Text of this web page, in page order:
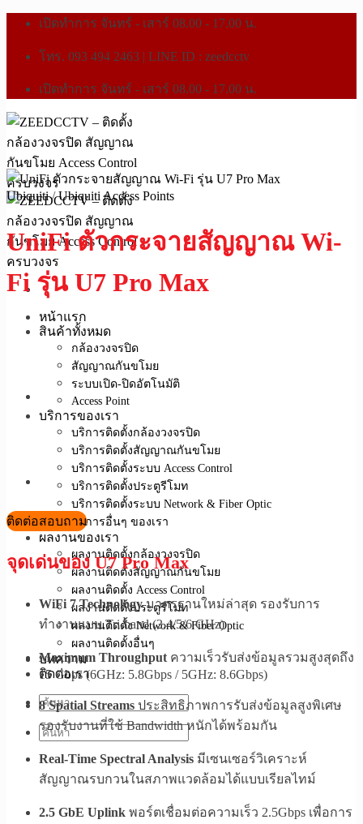
เปิดทำการ จันทร์ - เสาร์ 08.00 - 17.00 น.
โทร. 093 494 2463 | LINE ID : zeedcctv
เปิดทำการ จันทร์ - เสาร์ 08.00 - 17.00 น.
หน้าแรก
สินค้าทั้งหมด
กล้องวงจรปิด
สัญญาณกันขโมย
ระบบเปิด-ปิดอัตโนมัติ
Access Point
บริการของเรา
บริการติดตั้งกล้องวงจรปิด
บริการติดตั้งสัญญาณกันขโมย
บริการติดตั้งระบบ Access Control
บริการติดตั้งประตูรีโมท
บริการติดตั้งระบบ Network & Fiber Optic
บริการอื่นๆ ของเรา
ผลงานของเรา
ผลงานติดตั้งกล้องวงจรปิด
ผลงานติดตั้งสัญญาณกันขโมย
ผลงานติดตั้ง Access Control
ผลงานติดตั้งประตูรีโมท
ผลงานติดตั้ง Network & Fiber Optic
ผลงานติดตั้งอื่นๆ
บทความ
ติดต่อเรา
Ubiquiti / Ubiquiti Access Points
UniFi ตัวกระจายสัญญาณ Wi-
Fi รุ่น U7 Pro Max
ติดต่อสอบถาม
จุดเด่นของ U7 Pro Max
WiFi 7 Technologyมาตรฐานใหม่ล่าสุด รองรับการ
ทำงานแบบ Tri-band (2.4/5/6 GHz)
Maximum Throughput ความเร็วรับส่งข้อมูลรวมสูงสุดถึง
15 Gbps (6GHz: 5.8Gbps / 5GHz: 8.6Gbps)
8 Spatial Streams ประสิทธิภาพการรับส่งข้อมูลสูงพิเศษ
รองรับงานที่ใช้ Bandwidth หนักได้พร้อมกัน
Real-Time Spectral Analysis มีเซนเซอร์วิเคราะห์
สัญญาณรบกวนในสภาพแวดล้อมได้แบบเรียลไทม์
2.5 GbE Uplink พอร์ตเชื่อมต่อความเร็ว 2.5Gbps เพื่อการ